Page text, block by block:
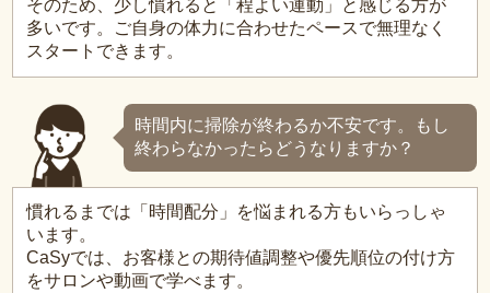
そのため、少し慣れると「程よい運動」と感じる方が
多いです。ご自身の体力に合わせたペースで無理なく
スタートできます。
時間内に掃除が終わるか不安です。もし
終わらなかったらどうなりますか？
慣れるまでは「時間配分」を悩まれる方もいらっしゃ
います。
CaSyでは、お客様との期待値調整や優先順位の付け方
をサロンや動画で学べます。